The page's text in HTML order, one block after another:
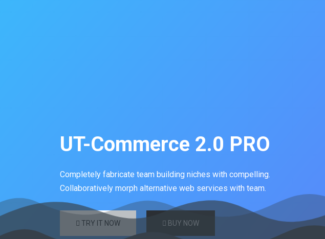
UT-Commerce 2.0 PRO
Completely fabricate team building niches with compelling.
Collaboratively morph alternative web services with team.
TRY IT NOW BUY NOW